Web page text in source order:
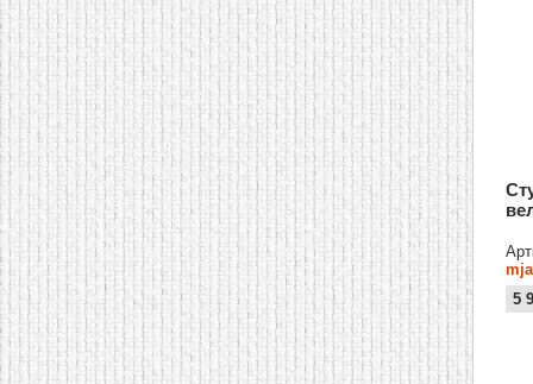
домашнем использовании.
Эта мебель имеет
некоторые преимущества
перед той же стенкой для
гостиной, к примеру,
поскольку она более
легкая и не загромождает
пространство. В спальне
этот предмет можно
поставить у изголовья
кровати, чтобы заполнить
пустующее там
место.
Также стеллажи
очень часто используют в
качестве разграничителей
комнаты, например, на
рабочую зону и
пространство для отдыха.
Особенно это актуально
для однокомнатных
квартир.
5